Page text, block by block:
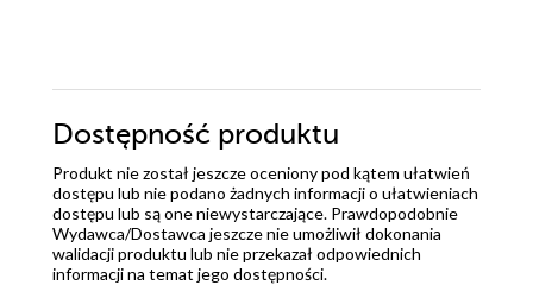
Dostępność produktu
Produkt nie został jeszcze oceniony pod kątem ułatwień
dostępu lub nie podano żadnych informacji o ułatwieniach
dostępu lub są one niewystarczające. Prawdopodobnie
Wydawca/Dostawca jeszcze nie umożliwił dokonania
walidacji produktu lub nie przekazał odpowiednich
informacji na temat jego dostępności.